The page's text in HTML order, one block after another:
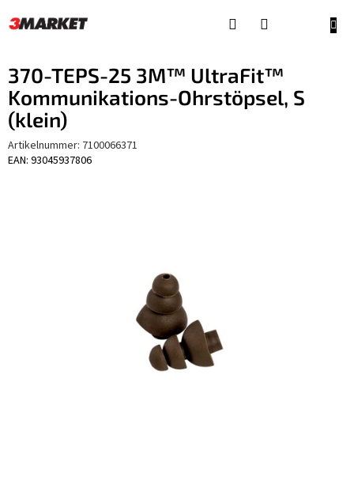
Inhalt
370-TEPS-25 3M™ UltraFit™
Kommunikations-Ohrstöpsel, S
(klein)
Artikelnummer: 7100066371
EAN: 93045937806